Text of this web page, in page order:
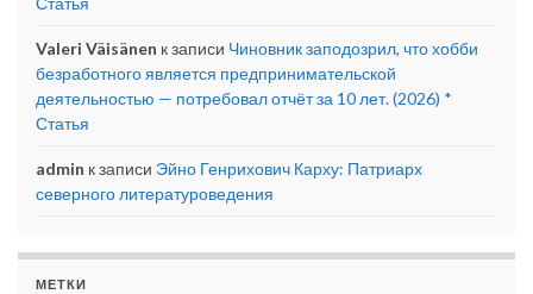
Valeri Väisänen к записи Чиновник заподозрил, что хобби
безработного является предпринимательской
деятельностью — потребовал отчёт за 10 лет. (2026) *
Статья
admin к записи Эйно Генрихович Карху: Патриарх
северного литературоведения
МЕТКИ